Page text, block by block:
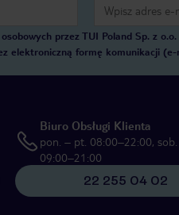
przez TUI Poland Sp. z
elektroniczną formę komunikacji
Biuro Obsługi Klienta
pon. – pt. 08:00–22:00, sob.
09:00–21:00
22 255 04 02